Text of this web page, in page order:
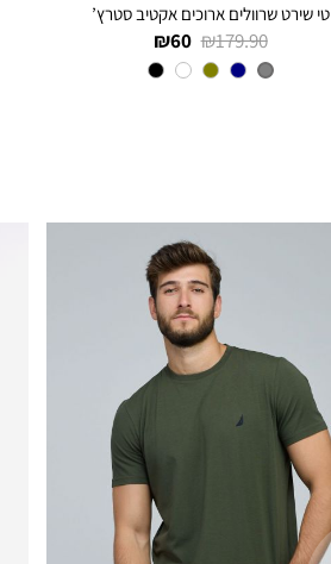
טי שירט שרוולים ארוכים אקטיב סטרץ’
מחיר
מוצר
60 ₪
מחיר
רגיל
179.90 ₪
צבע
CHARCOAL